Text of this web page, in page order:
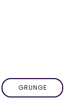
GRUNGE